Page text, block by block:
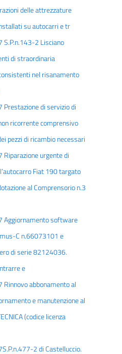
delle attrezzature
su autocarri e tr
2 Lisciano
di straordinaria
nel risanamento
di servizio di
ricorrente comprensivo
pezzi di ricambio necessari
urgente di
Fiat 190 targato
al Comprensorio n.3
Aggiornamento software
C n.66073101 e
di serie 82124036.
e
abbonamento al
e manutenzione al
(codice licenza
2 di Castelluccio.